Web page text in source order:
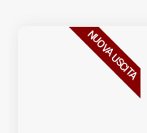
NUOVA USCITA